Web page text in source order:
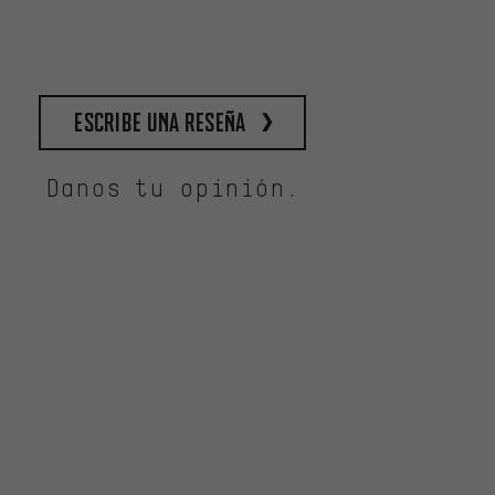
escribe una reseña
Danos tu opinión.